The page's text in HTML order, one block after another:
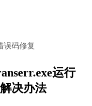
误码修复
运行
决办法